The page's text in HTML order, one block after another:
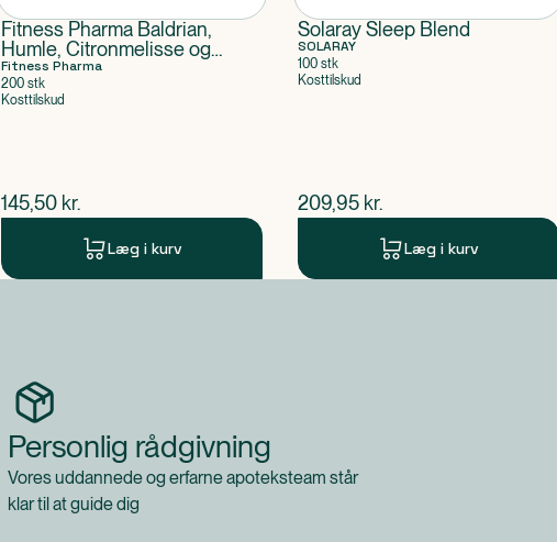
Fitness Pharma Baldrian,
Humle, Citronmelisse og
Kamille
Fitness Pharma
200 stk
Kosttilskud
$nuværende pris
145,50 kr.
Læg i kurv
Solaray Sleep Blend
SOLARAY
100 stk
Kosttilskud
$nuværende pris
209,95 kr.
Læg i kurv
Personlig rådgivning
Vores uddannede og erfarne apoteksteam står
klar til at guide dig